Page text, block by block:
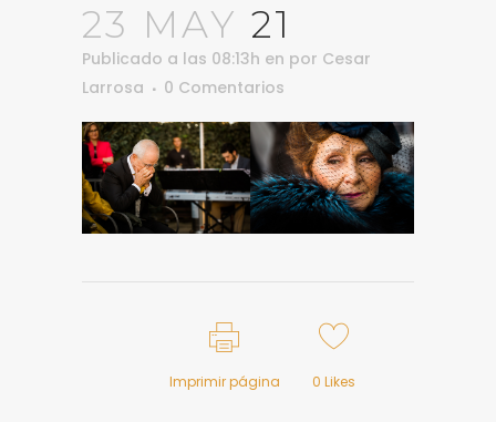
23 MAY 21
Publicado a las 08:13h en por Cesar
Larrosa
0 Comentarios
Imprimir página 0 Likes